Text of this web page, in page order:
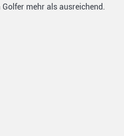
mehr als ausreichend.